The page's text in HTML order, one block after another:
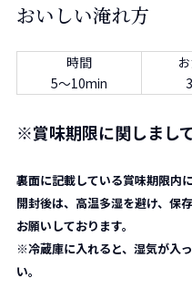
おいしい淹れ方
時間
5～10min
※賞味期限に関しまし
裏面に記載している賞味期限内
開封後は、高温多湿を避け、保
お願いしております。
※冷蔵庫に入れると、湿気が入
い。